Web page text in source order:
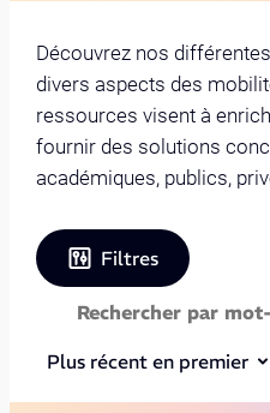
Découvrez nos
divers aspects des
ressources visent à
fournir des solutions
académiques, publics,
Filtres
Plus récent en premier